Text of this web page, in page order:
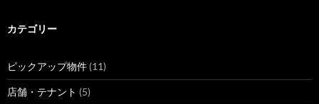
カテゴリー
ピックアップ物件 (11)
店舗・テナント (5)